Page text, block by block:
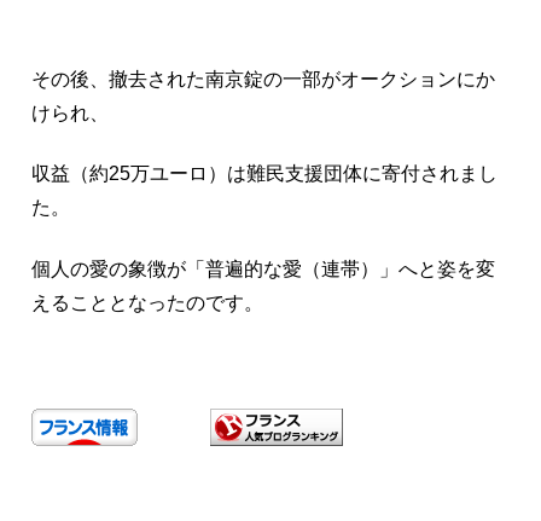
その後、撤去された南京錠の一部がオークションにか
けられ、
収益（約25万ユーロ）は難民支援団体に寄付されまし
た。
個人の愛の象徴が「普遍的な愛（連帯）」へと姿を変
えることとなったのです。